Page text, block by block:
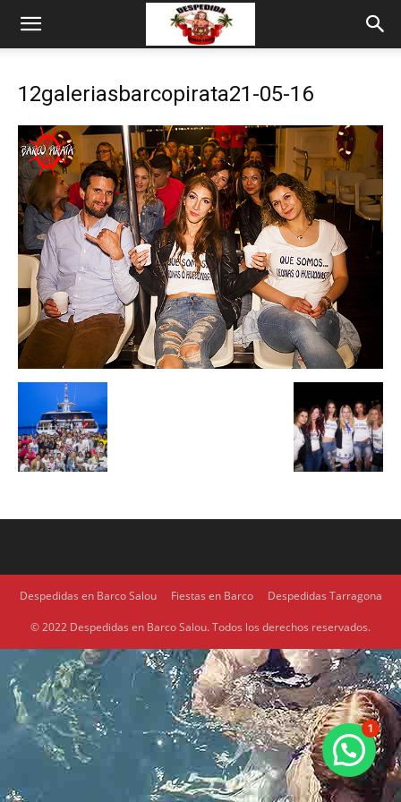
12galeriasbarcopirata21-05-16
Despedidas en Barco Salou Fiestas en Barco Despedidas Tarragona
© 2022 Despedidas en Barco Salou. Todos los derechos reservados.
1